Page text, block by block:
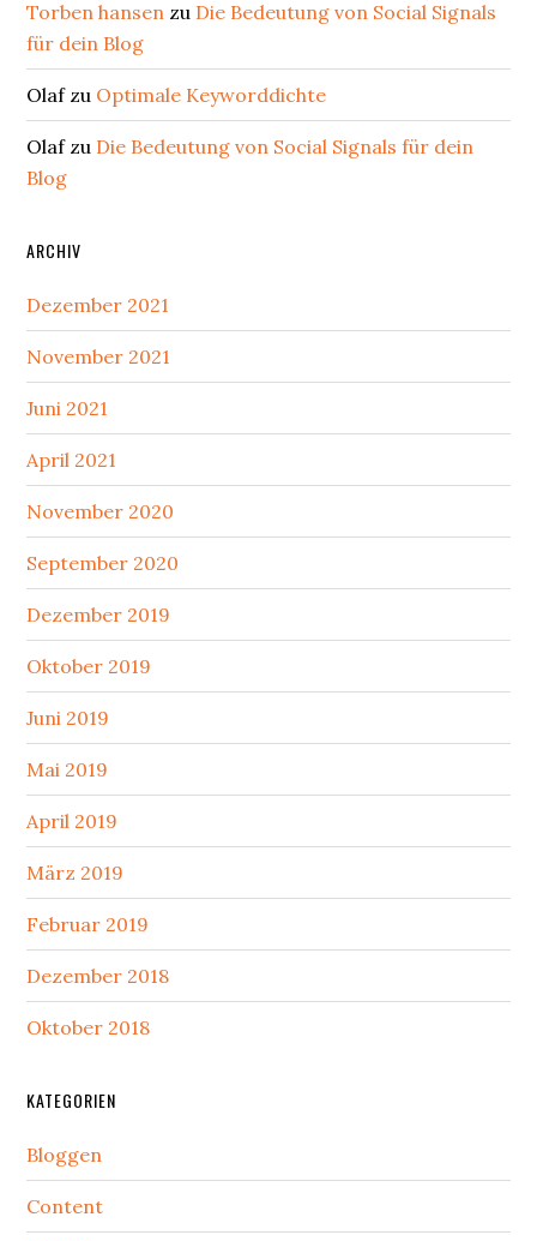
Torben hansen zu Die Bedeutung von Social Signals
für dein Blog
Olafzu Optimale Keyworddichte
Olafzu Die Bedeutung von Social Signals für dein
Blog
ARCHIV
Dezember 2021
November 2021
Juni 2021
April 2021
November 2020
September 2020
Dezember 2019
Oktober 2019
Juni 2019
Mai 2019
April 2019
März 2019
Februar 2019
Dezember 2018
Oktober 2018
KATEGORIEN
Bloggen
Content